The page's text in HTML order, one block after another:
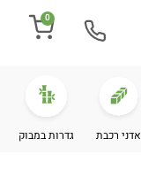
0
אדני רכבת גדרות במבוק